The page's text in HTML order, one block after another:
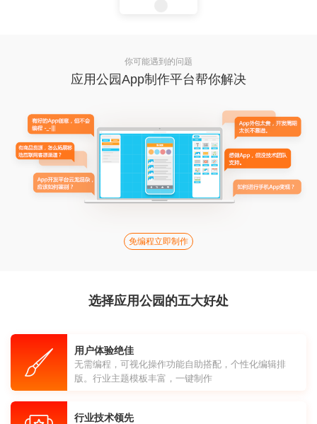
你可能遇到的问题
应用公园App制作平台帮你解决
免编程立即制作
选择应用公园的五大好处
用户体验绝佳
无需编程，可视化操作功能自助搭配，个性化编辑排
版。行业主题模板丰富，一键制作
行业技术领先